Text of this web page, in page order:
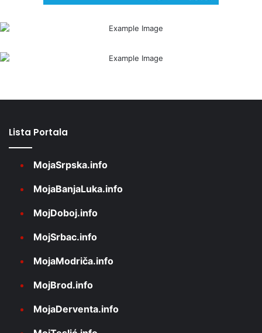
Lista Portala
MojaSrpska.info
MojaBanjaLuka.info
MojDoboj.info
MojSrbac.info
MojaModriča.info
MojBrod.info
MojaDerventa.info